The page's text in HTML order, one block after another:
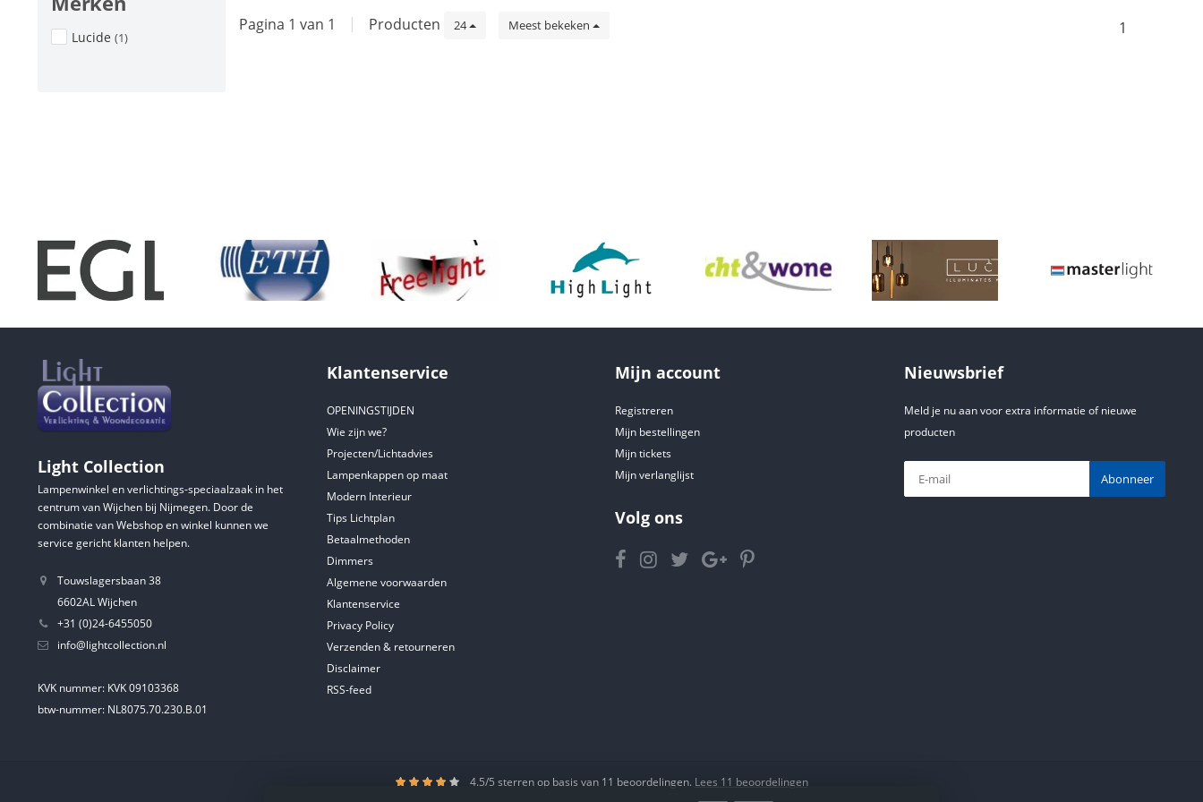
Lucide (1)
Pagina 1 van 1 | Producten 24 Meest bekeken 1
Light Collection
Lampenwinkel en verlichtings-speciaalzaak in het
centrum van Wijchen bij Nijmegen. Door de
combinatie van Webshop en winkel kunnen we
service gericht klanten helpen.
Touwslagersbaan 38
6602AL Wijchen
+31 (0)24-6455050
info@lightcollection.nl
KVK nummer: KVK 09103368
btw-nummer: NL8075.70.230.B.01
Klantenservice
OPENINGSTIJDEN
Wie zijn we?
Projecten/Lichtadvies
Lampenkappen op maat
Modern Interieur
Tips Lichtplan
Betaalmethoden
Dimmers
Algemene voorwaarden
Klantenservice
Privacy Policy
Verzenden & retourneren
Disclaimer
RSS-feed
Mijn account
Registreren
Mijn bestellingen
Mijn tickets
Mijn verlanglijst
Volg ons
Nieuwsbrief
Meld je nu aan voor extra informatie of nieuwe
producten
Abonneer
4.5/5 sterren op basis van 11 beoordelingen. Lees 11 beoordelingen